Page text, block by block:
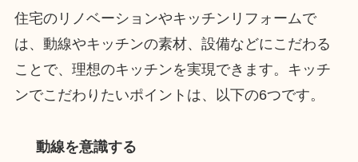
住宅のリノベーションやキッチンリフォームで
は、動線やキッチンの素材、設備などにこだわる
ことで、理想のキッチンを実現できます。キッチ
ンでこだわりたいポイントは、以下の6つです。
動線を意識する